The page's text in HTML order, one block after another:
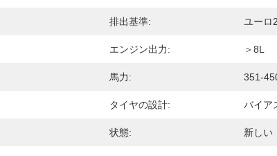
排出基準: ユーロ2
エンジン出力: ＞8L
馬力: 351-
タイヤの設計: バイア
状態: 新しい